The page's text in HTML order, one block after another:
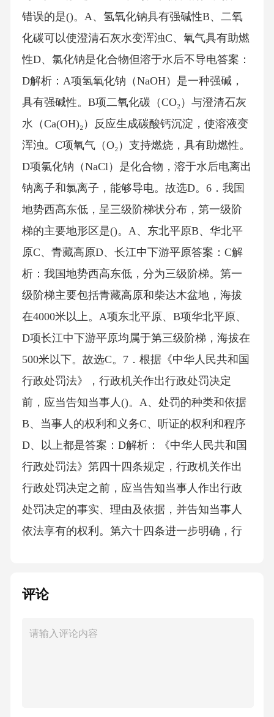
错误的是()。A、氢氧化钠具有强碱性B、二氧
化碳可以使澄清石灰水变浑浊C、氧气具有助燃
性D、氯化钠是化合物但溶于水后不导电答案：
D解析：A项氢氧化钠（NaOH）是一种强碱，
具有强碱性。B项二氧化碳（CO₂）与澄清石灰
水（Ca(OH)₂）反应生成碳酸钙沉淀，使溶液变
浑浊。C项氧气（O₂）支持燃烧，具有助燃性。
D项氯化钠（NaCl）是化合物，溶于水后电离出
钠离子和氯离子，能够导电。故选D。6．我国
地势西高东低，呈三级阶梯状分布，第一级阶
梯的主要地形区是()。A、东北平原B、华北平
原C、青藏高原D、长江中下游平原答案：C解
析：我国地势西高东低，分为三级阶梯。第一
级阶梯主要包括青藏高原和柴达木盆地，海拔
在4000米以上。A项东北平原、B项华北平原、
D项长江中下游平原均属于第三级阶梯，海拔在
500米以下。故选C。7．根据《中华人民共和国
行政处罚法》，行政机关作出行政处罚决定
前，应当告知当事人()。A、处罚的种类和依据
B、当事人的权利和义务C、听证的权利和程序
D、以上都是答案：D解析：《中华人民共和国
行政处罚法》第四十四条规定，行政机关作出
行政处罚决定之前，应当告知当事人作出行政
处罚决定的事实、理由及依据，并告知当事人
依法享有的权利。第六十四条进一步明确，行
应当组织听证。故选D。8．近年来，我国在航
号月球探测器成功着陆月球背面B、天问一号火
评论